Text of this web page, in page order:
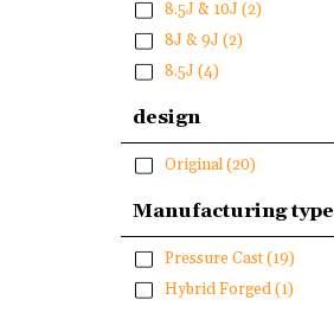
design
Original(20)
Manufacturing type
Pressure Cast(19)
Hybrid Forged(1)
8.5J & 10J (2)
8J & 9J (2)
8.5J (4)